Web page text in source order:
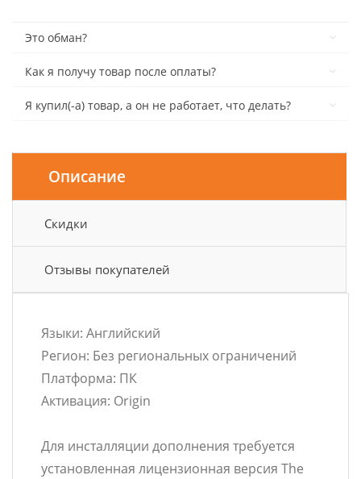
Это обман?
Как я получу товар после оплаты?
Я купил(-а) товар, а он не работает, что делать?
Описание
Скидки
Отзывы покупателей
Языки: Английский
Регион: Без региональных ограничений
Платформа: ПК
Активация: Origin
Для инсталляции дополнения требуется
установленная лицензионная версия The